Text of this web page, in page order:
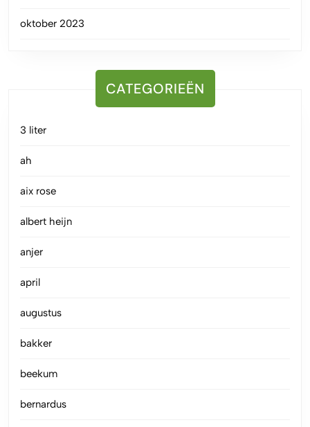
oktober 2023
CATEGORIEËN
3 liter
ah
aix rose
albert heijn
anjer
april
augustus
bakker
beekum
bernardus